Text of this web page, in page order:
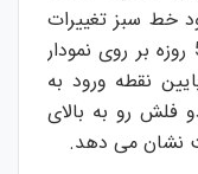
خط سبز تغییرات
قیمت و خط آبی میانگین متحرک 55 روزه بر روی نمودار
نقطه ورود به
فلش رو به بالای
نشان می دهد.